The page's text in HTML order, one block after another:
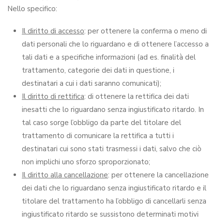
Nello specifico:
Il diritto di accesso: per ottenere la conferma o meno di
dati personali che lo riguardano e di ottenere l’accesso a
tali dati e a specifiche informazioni (ad es. finalità del
trattamento, categorie dei dati in questione, i
destinatari a cui i dati saranno comunicati);
Il diritto di rettifica: di ottenere la rettifica dei dati
inesatti che lo riguardano senza ingiustificato ritardo. In
tal caso sorge l’obbligo da parte del titolare del
trattamento di comunicare la rettifica a tutti i
destinatari cui sono stati trasmessi i dati, salvo che ciò
non implichi uno sforzo sproporzionato;
Il diritto alla cancellazione: per ottenere la cancellazione
dei dati che lo riguardano senza ingiustificato ritardo e il
titolare del trattamento ha l’obbligo di cancellarli senza
ingiustificato ritardo se sussistono determinati motivi